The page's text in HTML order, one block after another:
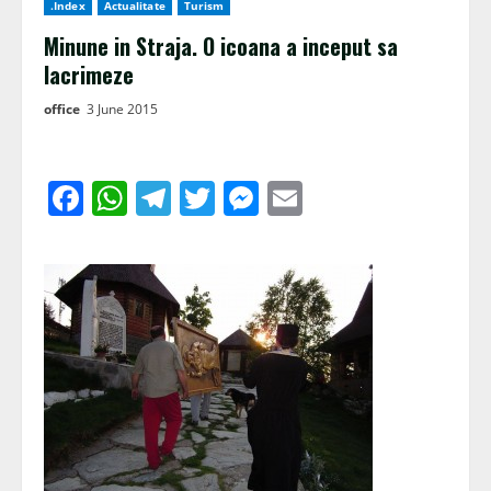
.Index Actualitate Turism
Minune in Straja. O icoana a inceput sa
lacrimeze
office 3 June 2015
Facebook
WhatsApp
Telegram
TwitterMessenger